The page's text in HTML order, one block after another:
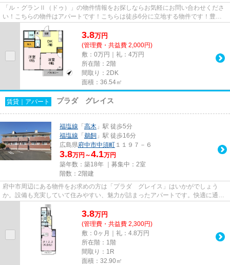
「ル・グランⅡ（ドゥ）」の物件情報をお探しならお気軽にお問い合わせくださ
い！こちらの物件はアパートです！こちらは徒歩6分に立地する物件です！豊富
な物件情報を扱うエステート高...
3.8万円
(管理費・共益費 2,000円)
敷：0万円｜礼：4万円
所在階：2階
間取り：2DK
面積：36.54㎡
賃貸｜アパート プラダ グレイス
福塩線 「 高木 」駅 徒歩5分
福塩線 「 鵜飼 」駅 徒歩16分
広島県府中市中須町 １１９７－６
3.8万円～4.1万円
築年数：築18年 ｜募集中： 2室
階数：2階建
府中市周辺にある物件をお求めの方は「プラダ グレイス」はいかがでしょう
か。設備も充実していて住みやすい、魅力が詰まったアパートです。快適に通勤
や通学ができる、徒歩5分に駅が...
3.8万円
(管理費・共益費 2,300円)
敷：0ヶ月｜礼：4.8万円
所在階：1階
間取り：1R
面積：32.90㎡